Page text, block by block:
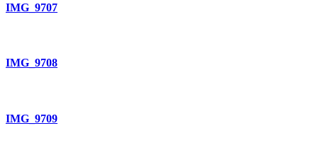
IMG_9707
IMG_9708
IMG_9709